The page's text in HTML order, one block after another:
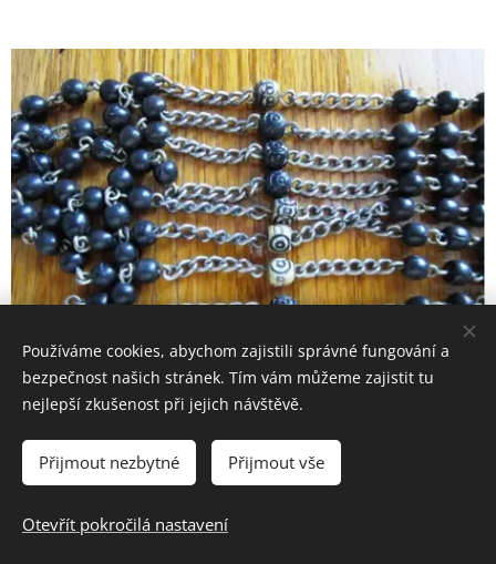
Rozsudek nakonec zněl na 25 let žaláře, z
toho 15 v pracovním táboře. Trest smrti
Marii, díky jejímu odpuštění a spolehnutí se
Používáme cookies, abychom zajistili správné fungování a
bezpečnost našich stránek. Tím vám můžeme zajistit tu
nejlepší zkušenost při jejich návštěvě.
Přijmout nezbytné Přijmout vše
Otevřít pokročilá nastavení